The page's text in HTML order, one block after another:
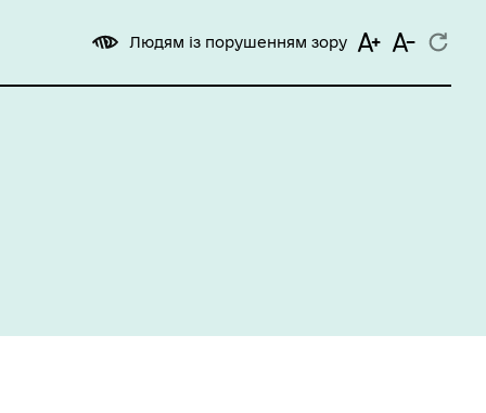
Людям із порушенням зору